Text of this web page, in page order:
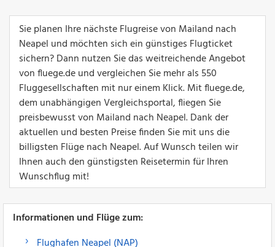
Sie planen Ihre nächste Flugreise von Mailand nach
Neapel und möchten sich ein günstiges Flugticket
sichern? Dann nutzen Sie das weitreichende Angebot
von fluege.de und vergleichen Sie mehr als 550
Fluggesellschaften mit nur einem Klick. Mit fluege.de,
dem unabhängigen Vergleichsportal, fliegen Sie
preisbewusst von Mailand nach Neapel. Dank der
aktuellen und besten Preise finden Sie mit uns die
billigsten Flüge nach Neapel. Auf Wunsch teilen wir
Ihnen auch den günstigsten Reisetermin für Ihren
Wunschflug mit!
Informationen und Flüge zum:
Flughafen Neapel (NAP)